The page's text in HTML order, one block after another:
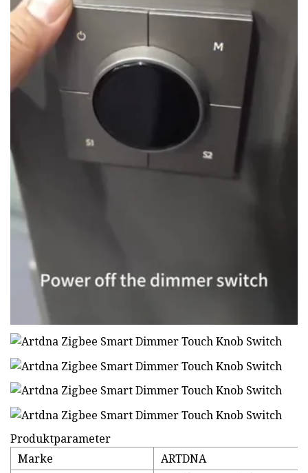
Produktparameter
Marke
ARTDNA